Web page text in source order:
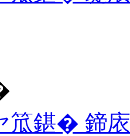
笟鍖� 鍗